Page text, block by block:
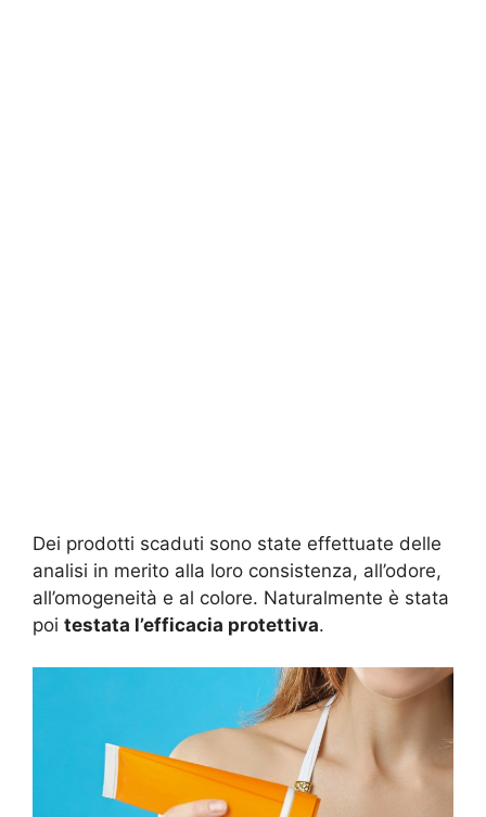
Dei prodotti scaduti sono state effettuate delle
analisi in merito alla loro consistenza, all’odore,
all’omogeneità e al colore. Naturalmente è stata
poi testata l’efficacia protettiva.